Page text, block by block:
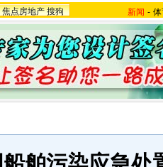
焦点房地产 搜狗 新闻 -